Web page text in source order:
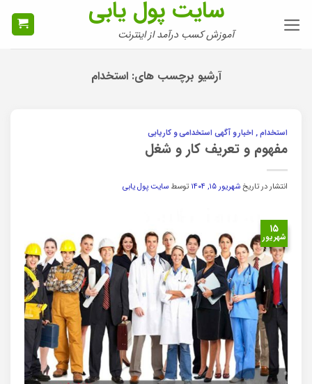
سایت پول یابی
آموزش کسب درآمد از اینترنت
آرشیو برچسب های:استخدام
استخدام , اخبار و آگهی استخدامی و کاریابی
مفهوم و تعریف کار و شغل
انتشار در تاریخشهریور ۱۵, ۱۴۰۴ توسط سایت پول یابی
۱۵
شهریور